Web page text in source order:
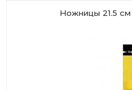
Ножницы 21.5